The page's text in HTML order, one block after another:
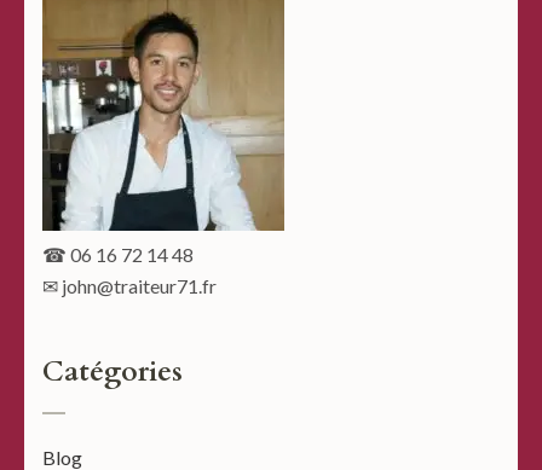
☎ 06 16 72 14 48
✉ john@traiteur71.fr
Catégories
Blog